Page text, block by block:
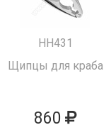
HH431
Щипцы для краба
860